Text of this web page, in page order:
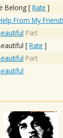
Belong [ Rate ]
From My
Part
[ Rate ]
Part